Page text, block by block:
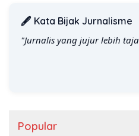
🖋️ Kata Bijak Jurnalisme
"Jurnalis yang jujur lebih
Popular